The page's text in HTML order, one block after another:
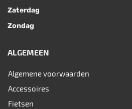
Zaterdag
Zondag
ALGEMEEN
Algemene voorwaarden
Accessoires
Fietsen